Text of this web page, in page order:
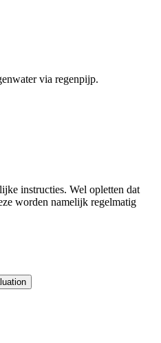
via regenpijp.
instructies. Wel opletten dat
worden namelijk regelmatig